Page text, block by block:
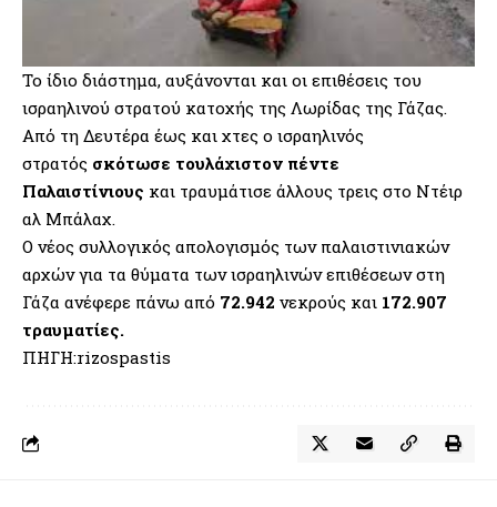
Το ίδιο διάστημα, αυξάνονται και οι επιθέσεις του
ισραηλινού στρατού κατοχής της Λωρίδας της Γάζας.
Από τη Δευτέρα έως και χτες ο ισραηλινός
στρατός σκότωσε τουλάχιστον πέντε
Παλαιστίνιους και τραυμάτισε άλλους τρεις στο Ντέιρ
αλ Μπάλαχ.
Ο νέος συλλογικός απολογισμός των παλαιστινιακών
αρχών για τα θύματα των ισραηλινών επιθέσεων στη
Γάζα ανέφερε πάνω από 72.942 νεκρούς και 172.907
τραυματίες.
ΠΗΓΗ:rizospastis